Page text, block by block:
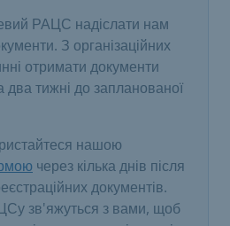
РАЦС надіслати нам
З організаційних
отримати документи
тижні до запланованої
нашою
через кілька днів після
документів.
зв'яжуться з вами, щоб